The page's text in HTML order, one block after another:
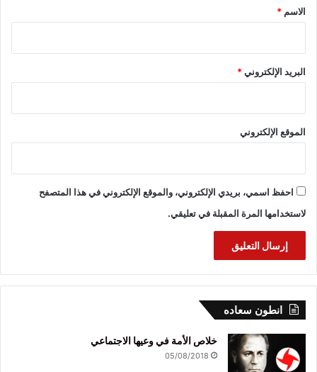
*
الاسم *
البريد الإلكتروني*
الموقع الإلكتروني
احفظ اسمي، بريدي الإلكتروني، والموقع الإلكتروني في هذا المتصفح
لاستخدامها المرة المقبلة في تعليقي.
انطون سعاده
خلاص الأمة في وعيها الاجتماعي
05/08/2018